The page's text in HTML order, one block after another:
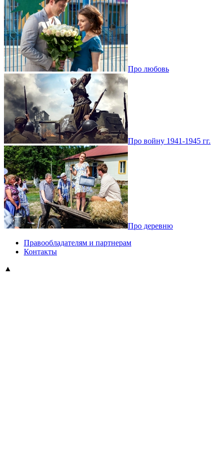
Про любовь
Про войну 1941-1945 гг.
Про деревню
Правообладателям и партнерам
Контакты
▲